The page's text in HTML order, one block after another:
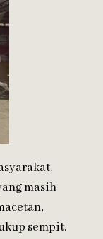
masih
sempit.